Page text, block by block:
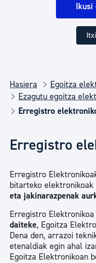
Ikusi
Hasiera
Egoitza
Ezagutu egoitza
Erregistro
Erregistro
Erregistro
bitarteko
eta jakinarazpenak
Erregistro Elektronikoa
daiteke, Egoitza
Dena den, arrazoi
etenaldiak egin ahal
Egoitza Elektronikoan